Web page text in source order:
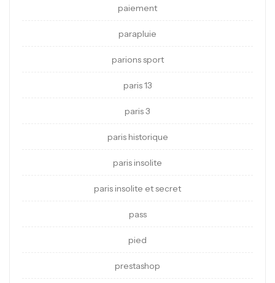
paiement
parapluie
parions sport
paris 13
paris 3
paris historique
paris insolite
paris insolite et secret
pass
pied
prestashop